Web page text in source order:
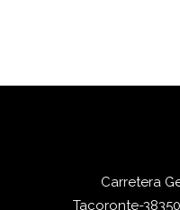
Carretera
Tacoronte-